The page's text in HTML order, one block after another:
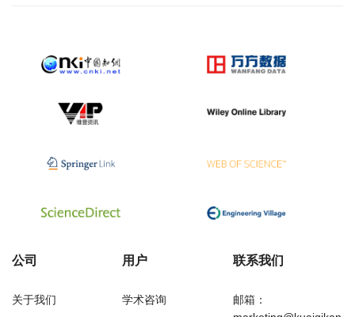
公司
关于我们
用户
学术咨询
联系我们
邮箱：